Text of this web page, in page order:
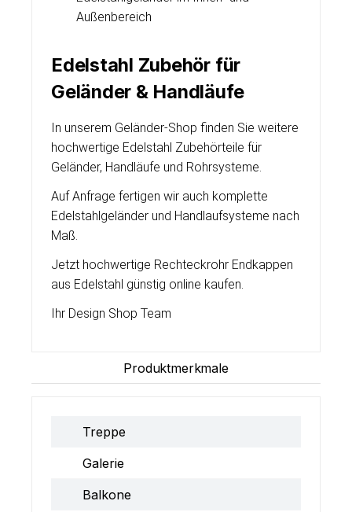
Außenbereich
Edelstahl Zubehör für
Geländer & Handläufe
In unserem Geländer-Shop finden Sie weitere
hochwertige Edelstahl Zubehörteile für
Geländer, Handläufe und Rohrsysteme.
Auf Anfrage fertigen wir auch komplette
Edelstahlgeländer und Handlaufsysteme nach
Maß.
Jetzt hochwertige Rechteckrohr Endkappen
aus Edelstahl günstig online kaufen.
Ihr Design Shop Team
Produktmerkmale
Treppe
Galerie
Balkone